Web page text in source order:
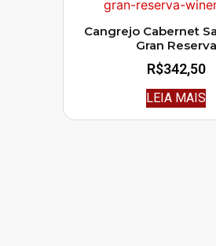
Cangrejo Cabernet
Gran Reserva
R$342,50
LEIA MAIS